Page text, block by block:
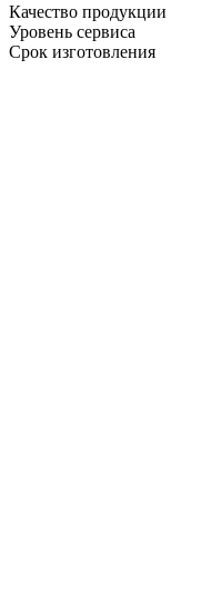
Качество продукции
Уровень сервиса
Срок изготовления